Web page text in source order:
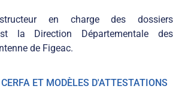
en charge des dossiers
la Direction Départementale des
de Figeac.
CERFA ET MODÈLES D'ATTESTATIONS